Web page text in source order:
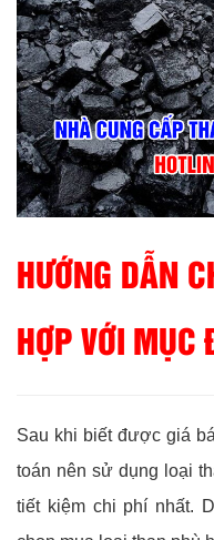
HƯỚNG DẪN
HỢP VỚI MỤC
Sau khi biết được giá
toán nên sử dụng loại
tiết kiệm chi phí nhất.